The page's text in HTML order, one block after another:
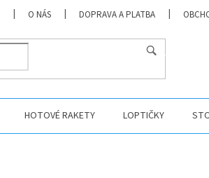
O NÁS DOPRAVA A PLATBA
HOTOVÉ RAKETY LOPTIČKY